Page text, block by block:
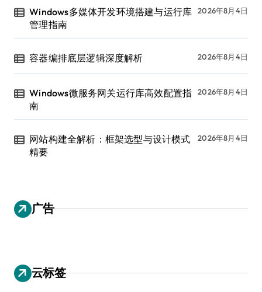
Windows多媒体开发环境搭建与运行库
管理指南
2026年8月4日
容器编排底层逻辑深度解析 2026年8月4日
Windows微服务网关运行库高效配置指
南
2026年8月4日
网站构建全解析：框架选型与设计模式
精要
2026年8月4日
广告
云标签